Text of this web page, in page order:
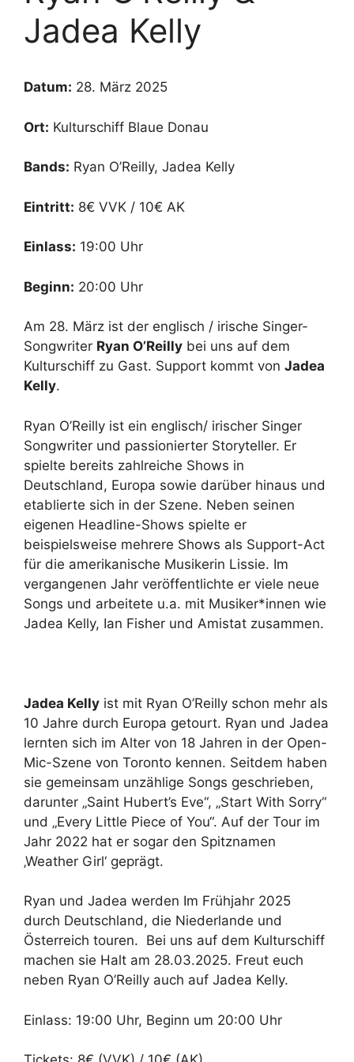
Jadea Kelly
Datum: 28. März 2025
Ort: Kulturschiff Blaue Donau
Bands: Ryan O’Reilly, Jadea Kelly
Eintritt: 8€ VVK / 10€ AK
Einlass: 19:00 Uhr
Beginn: 20:00 Uhr
Am 28. März ist der englisch / irische Singer-
Songwriter Ryan O’Reilly bei uns auf dem
Kulturschiff zu Gast. Support kommt von Jadea
Kelly.
Ryan O’Reilly ist ein englisch/ irischer Singer
Songwriter und passionierter Storyteller. Er
spielte bereits zahlreiche Shows in
Deutschland, Europa sowie darüber hinaus und
etablierte sich in der Szene. Neben seinen
eigenen Headline-Shows spielte er
beispielsweise mehrere Shows als Support-Act
für die amerikanische Musikerin Lissie. Im
vergangenen Jahr veröffentlichte er viele neue
Songs und arbeitete u.a. mit Musiker*innen wie
Jadea Kelly, Ian Fisher und Amistat zusammen.
Jadea Kelly ist mit Ryan O’Reilly schon mehr als
10 Jahre durch Europa getourt. Ryan und Jadea
lernten sich im Alter von 18 Jahren in der Open-
Mic-Szene von Toronto kennen. Seitdem haben
sie gemeinsam unzählige Songs geschrieben,
darunter „Saint Hubert’s Eve“, „Start With Sorry“
und „Every Little Piece of You“. Auf der Tour im
Jahr 2022 hat er sogar den Spitznamen
‚Weather Girl‘ geprägt.
Ryan und Jadea werden Im Frühjahr 2025
durch Deutschland, die Niederlande und
Österreich touren. Bei uns auf dem Kulturschiff
machen sie Halt am 28.03.2025. Freut euch
neben Ryan O’Reilly auch auf Jadea Kelly.
Einlass: 19:00 Uhr, Beginn um 20:00 Uhr